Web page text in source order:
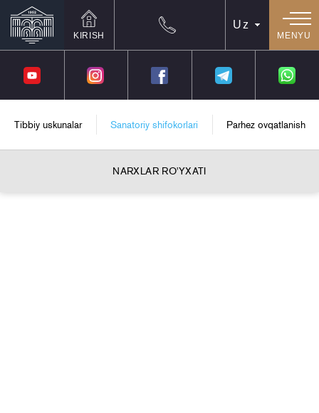
SAYT
BO'YLAB
TEZ
NAVIGATSIYA
Kontentga
o'tish
Pastki
qismga
o'tish
Saytga
kirish
KIRISH MENYU
TIBBIYOT MARKAZI
Tibbiy uskunalar Sanatoriy shifokorlari Parhez ovqatlanish
NARXLAR RO'YXATI